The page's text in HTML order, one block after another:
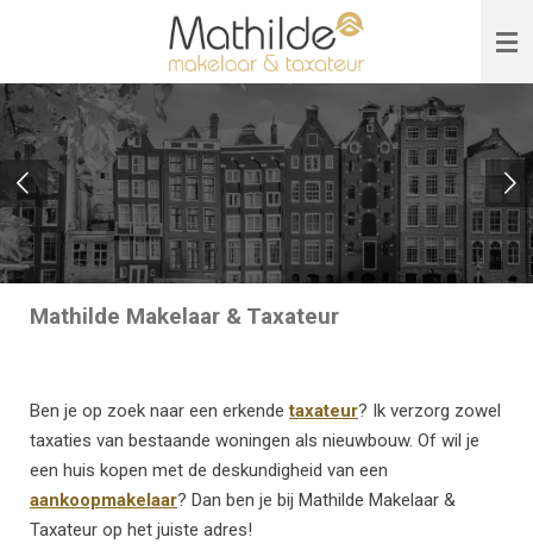
naar
de
hoofdinhoud
Mathilde Makelaar & Taxateur
Ben je op zoek naar een erkende taxateur? Ik verzorg zowel
taxaties van bestaande woningen als nieuwbouw. Of wil je
een huis kopen met de deskundigheid van een
aankoopmakelaar? Dan ben je bij Mathilde Makelaar &
Taxateur op het juiste adres!